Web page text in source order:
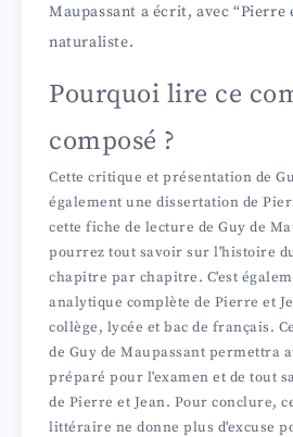
Maupassant a écrit, avec “Pierre
naturaliste.
Pourquoi lire ce
composé ?
Cette critique et présentation de
également une dissertation de
cette fiche de lecture de Guy de
pourrez tout savoir sur l'histoire
chapitre par chapitre. C'est
analytique complète de Pierre et
collège, lycée et bac de français.
de Guy de Maupassant permettra
préparé pour l'examen et de tout
de Pierre et Jean. Pour conclure,
littéraire ne donne plus d'excuse